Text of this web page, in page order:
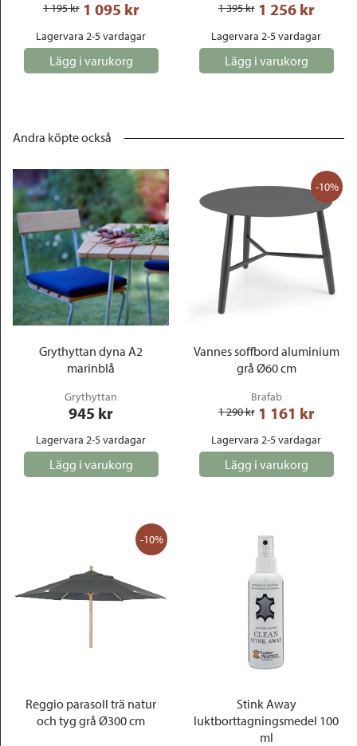
1 195 kr 1 095 kr
Lagervara 2-5 vardagar
Lägg i varukorg
1 395 kr 1 256 kr
Lagervara 2-5 vardagar
Lägg i varukorg
Andra köpte också
Grythyttan dyna A2
marinblå
Grythyttan
945 kr
Lagervara 2-5 vardagar
Lägg i varukorg
-10%
Vannes soffbord aluminium
grå Ø60 cm
Brafab
1 290 kr 1 161 kr
Lagervara 2-5 vardagar
Lägg i varukorg
-10%
Reggio parasoll trä natur
och tyg grå Ø300 cm
Stink Away
luktborttagningsmedel 100
ml